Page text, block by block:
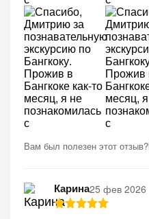
Вам был полезен этот отзыв?
Карина25 фев 2026